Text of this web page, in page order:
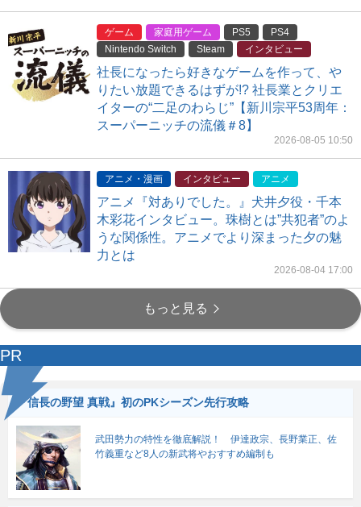
ゲーム 家庭用ゲーム PS5
PS4
Nintendo Switch
Steam インタビュー
社長になったら好きなゲームを作って、や
りたい放題できるはずが!? 社長業とクリエ
イターの“二足のわらじ”【新川宗平53周年：
スーパーニッチの流儀＃8】
2026-08-05 10:50
アニメ・漫画 インタビュー アニメ
アニメ『対ありでした。』犬井夕役・千本
木彩花インタビュー。珠樹とは”共犯者”のよ
うな関係性。アニメでより深まった夕の魅
力とは
2026-08-04 17:00
もっと見る
PR
『信長の野望 真戦』初のPKシーズン先行攻略
武田勢力の特性を徹底解説！ 伊達政宗、長野業正、佐
竹義重など8人の新武将やおすすめ編制も